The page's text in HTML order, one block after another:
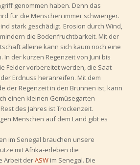
genommen haben. Denn das
für die Menschen immer schwieriger.
stark geschädigt. Erosion durch Wind,
die Bodenfruchtbarkeit. Mit der
alleine kann sich kaum noch eine
In der kurzen Regenzeit von Juni bis
Felder vorbereitet werden, die Saat
Erdnuss heranreifen. Mit dem
der Regenzeit in den Brunnen ist, kann
einen kleinen Gemüsegarten
des Jahres ist Trockenzeit.
Menschen auf dem Land gibt es
im Senegal brauchen unsere
mit Afrika-erleben die
Arbeit derASW im Senegal. Die